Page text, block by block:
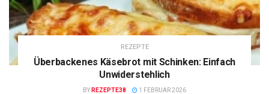
REZEPTE
Überbackenes Käsebrot mit Schinken: Einfach
Unwiderstehlich
BY REZEPTE38 1 FEBRUAR 2026